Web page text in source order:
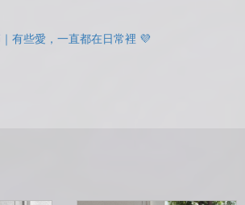
有些愛，一直都在日常裡 💜